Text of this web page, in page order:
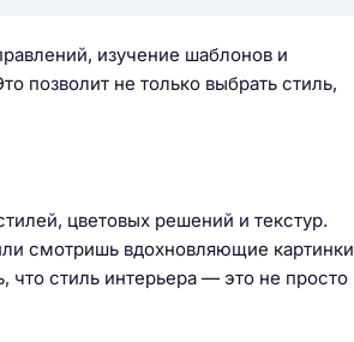
изучение шаблонов и
позволит не только выбрать стиль,
цветовых решений и текстур.
смотришь вдохновляющие картинки
что стиль интерьера — это не просто